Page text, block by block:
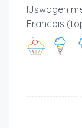
IJswagen
Francois